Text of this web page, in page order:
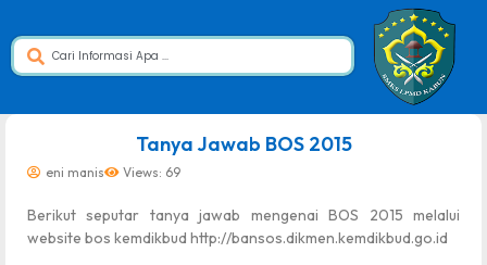
Tanya Jawab BOS 2015
eni manis Views: 69
Berikut seputar tanya jawab mengenai BOS 2015 melalui
website bos kemdikbud http://bansos.dikmen.kemdikbud.go.id